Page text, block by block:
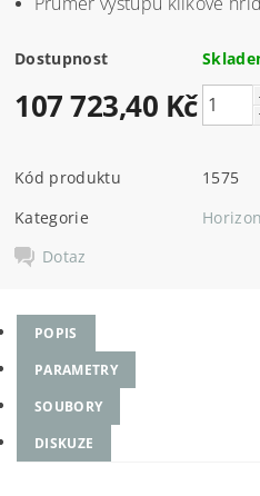
Dostupnost
107 723,40 Kč
Kód produktu
1575
Kategorie
Dotaz
POPIS
PARAMETRY
SOUBORY
DISKUZE